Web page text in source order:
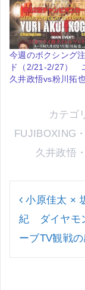
今週のボクシング
ド（2/21-2/27）
久井政悟vs粉川拓
カテゴ
FUJIBOXING
久井政悟 ・
稿
ナ
ビ
ゲ
小原佳太 ×
紀 ダイヤモ
ーブTV観戦